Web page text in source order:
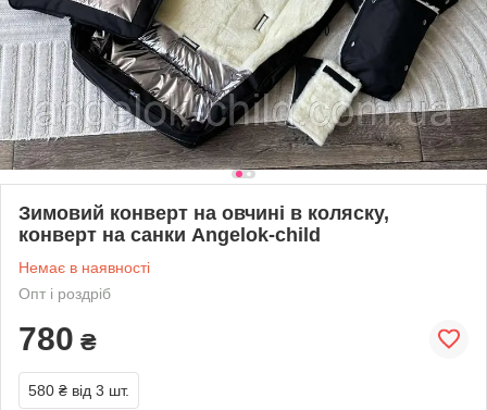
Зимовий конверт на овчині в коляску,
конверт на санки Angelok-child
Немає в наявності
Опт і роздріб
780 ₴
580 ₴ від 3 шт.